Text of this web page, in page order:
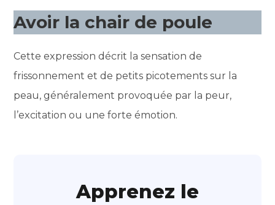
Avoir la chair de poule
Cette expression décrit la sensation de
frissonnement et de petits picotements sur la
peau, généralement provoquée par la peur,
l’excitation ou une forte émotion.
Apprenez le